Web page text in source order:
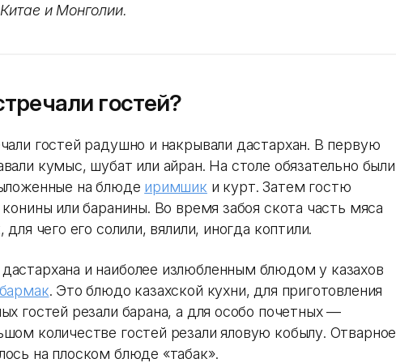
и Монголии.
гостей?
гостей радушно и накрывали дастархан. В первую
кумыс, шубат или айран. На столе обязательно были
на блюде иримшик и курт. Затем гостю
конины или баранины. Во время забоя скота часть мяса
для чего его солили, вялили, иногда коптили.
и наиболее излюбленным блюдом у казахов
. Это блюдо казахской кухни, для приготовления
гостей резали барана, а для особо почетных —
количестве гостей резали яловую кобылу. Отварное
на плоском блюде «табак».